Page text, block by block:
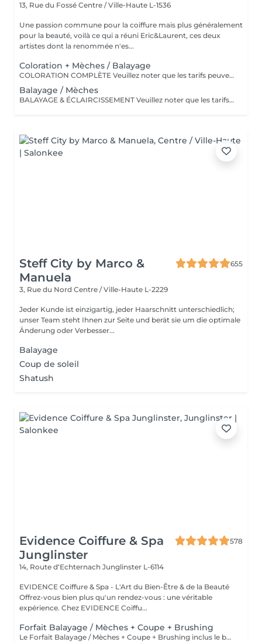
13, Rue du Fossé Centre / Ville-Haute L-1536
Une passion commune pour la coiffure mais plus généralement
pour la beauté, voilà ce qui a réuni Eric&Laurent, ces deux
artistes dont la renommée n'es...
Coloration + Mèches / Balayage
COLORATION COMPLÈTE Veuillez noter que les tarifs peuvent varier en fonction de la longueur des cheveux, de leur densité, de la quantité de produit nécessaire ainsi que de la complexité de la prestation. COLOR.ME by KEVIN.MURPHY Découvrez une expérience de coloration haut de gamme avec COLOR.ME by KEVIN.MURPHY, une gamme de coloration professionnelle alliant performance, innovation et respect de la fibre capillaire. Les avantages : Formule sans ammoniaque, sans PPD et sans parabène Enrichie en miel, beurre de karité et grenade pour nourrir et protéger les cheveux Jusqu'à 100 % de couverture des cheveux blancs Couleur intense, lumineuse et durable Respect optimal de la fibre capillaire et du cuir chevelu Cheveux visiblement plus doux, brillants et éclatants de santé Formule cruelty-free, développée dans le respect du bien-être animal Une expérience de coloration premium qui associe l'excellence de la couleur à des actifs de soin performants, pour un résultat sur mesure, éclatant et naturellement sophistiqué.
Balayage / Mèches
BALAYAGE & ÉCLAIRCISSEMENT Veuillez noter que les tarifs peuvent varier en fonction de la longueur et de la densité des cheveux, de la quantité de produit nécessaire ainsi que de la complexité de la prestation. UNE LUMIÈRE SUR MESURE Apportez éclat, profondeur et dimension à votre chevelure grâce à nos techniques d'éclaircissement personnalisées. Chaque réalisation est pensée pour sublimer votre couleur naturelle et créer un résultat harmonieux, lumineux et parfaitement adapté à votre style.
Steff City by Marco &
Manuela
655
3, Rue du Nord Centre / Ville-Haute L-2229
Jeder Kunde ist einzigartig, jeder Haarschnitt unterschiedlich;
unser Team steht Ihnen zur Seite und berät sie um die optimale
Änderung oder Verbesser...
Balayage
Coup de soleil
Shatush
Evidence Coiffure & Spa
Junglinster
578
14, Route d‘Echternach Junglinster L-6114
EVIDENCE Coiffure & Spa - L'Art du Bien-Être & de la Beauté
Offrez-vous bien plus qu'un rendez-vous : une véritable
expérience. Chez EVIDENCE Coiffu...
Forfait Balayage / Mèches + Coupe + Brushing
Le Forfait Balayage / Mèches + Coupe + Brushing inclus le balayage, le traitement, la coupe, le brushing, le shampoing et le soin. Le prix pourra varier en fonction de la longueur des cheveux. Pour tout renseignement complémentaire, n'hésitez pas à nous appeler.